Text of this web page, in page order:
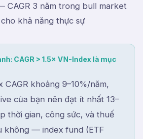
CAGR 3 năm trong bull market
khả năng thực sự
CAGR > 1.5× VN-Index là mục
CAGR khoảng 9–10%/năm,
của bạn nên đạt ít nhất 13–
thời gian, công sức, và thuế
không — index fund (ETF